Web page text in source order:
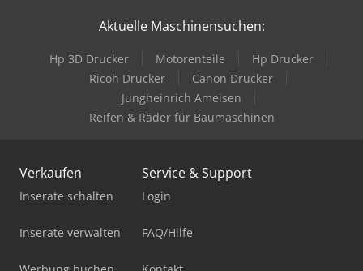
Aktuelle Maschinensuchen:
Hp 3D Drucker Motorenteile
Hp Drucker
Ricoh Drucker
Canon Drucker
Jungheinrich Ameisen
Reifen & Räder für Baumaschinen
Verkaufen
Inserate schalten
Inserate verwalten
Service & Support
Login
FAQ/Hilfe